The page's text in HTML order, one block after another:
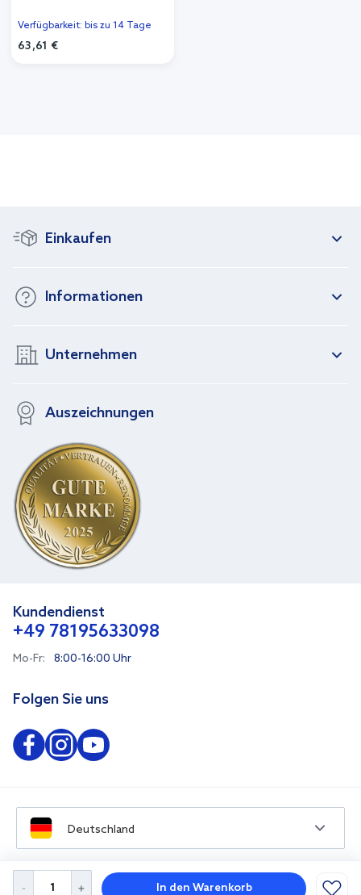
In den Warenkorb
Verfügbarkeit: bis zu 14 Tage
63,61 €
Einkaufen
Informationen
Unternehmen
Auszeichnungen
Kundendienst
+49 78195633098
Mo-Fr: 8:00-16:00 Uhr
Folgen Sie uns
Deutschland